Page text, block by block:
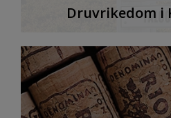
Druvrikedom i